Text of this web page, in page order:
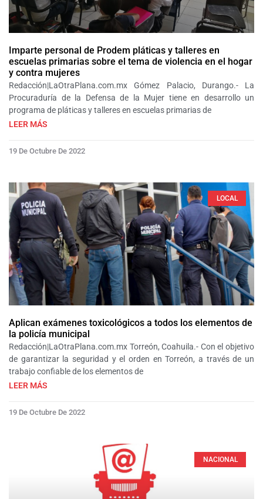
Imparte personal de Prodem pláticas y talleres en
escuelas primarias sobre el tema de violencia en el hogar
y contra mujeres
Redacción|LaOtraPlana.com.mx Gómez Palacio, Durango.- La
Procuraduría de la Defensa de la Mujer tiene en desarrollo un
programa de pláticas y talleres en escuelas primarias de
LEER MÁS
19 De Octubre De 2022
LOCAL
Aplican exámenes toxicológicos a todos los elementos de
la policía municipal
Redacción|LaOtraPlana.com.mx Torreón, Coahuila.- Con el objetivo
de garantizar la seguridad y el orden en Torreón, a través de un
trabajo confiable de los elementos de
LEER MÁS
19 De Octubre De 2022
NACIONAL